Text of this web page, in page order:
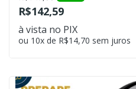
R$142,59
à vista no PIX
ou 10x de R$14,70 sem juros